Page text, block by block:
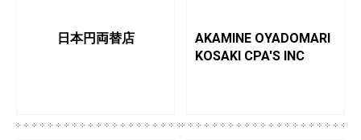
日本円両替店
AKAMINE OYADOMARI
KOSAKI CPA'S INC